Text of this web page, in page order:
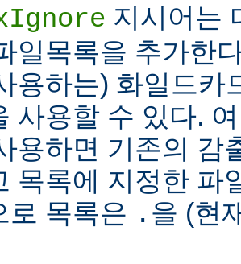
지시어는
일목록을 추가한
용하는) 화일드카
사용할 수 있다.
용하면 기존의 감
목록에 지정한 파
로 목록은 . 을 (현